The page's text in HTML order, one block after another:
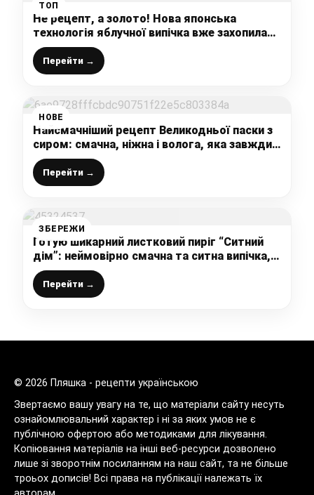
ТОП
Не рецепт, а золото! Нова японська
технологія яблучної випічка вже захопила
увесь світ, тепер цю випічку до чаю готую
тільки так – геніально!
Перейти →
НОВЕ
Найсмачніший рецепт Великодньої паски з
сиром: смачна, ніжна і волога, яка завжди
виходить і в усіх – зберігайте рецепт!
Перейти →
ЗБЕРЕЖИ
Готую шикарний листковий пиріг “Ситний
дім”: неймовірно смачна та ситна випічка,
такий рецепт вас точно здивує – без
дріжджів, без соди і розпушувача
Перейти →
© 2026 Пляшка - рецепти українською
Звертаємо вашу увагу на те, що матеріали сайту несуть
ознайомлювальний характер і ні за яких умов не є
публічною офертою або методиками для лікування.
Копіювання матеріалів на інші веб-ресурси дозволено
лише зі зворотнім посиланням на наш сайт, та не більше
троьох дописів! Всі права на публікації належать їх